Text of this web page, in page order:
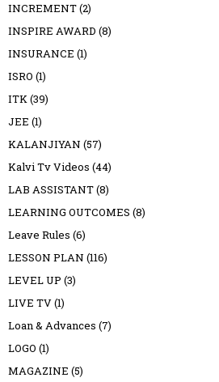
INCREMENT(2)
INSPIRE AWARD (8)
INSURANCE (1)
ISRO (1)
ITK(39)
JEE (1)
KALANJIYAN (57)
Kalvi Tv Videos (44)
LAB ASSISTANT(8)
LEARNING OUTCOMES (8)
Leave Rules (6)
LESSON PLAN (116)
LEVEL UP (3)
LIVE TV(1)
Loan & Advances (7)
LOGO (1)
MAGAZINE (5)